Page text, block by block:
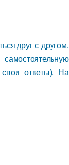
друг с другом,
свои ответы). На